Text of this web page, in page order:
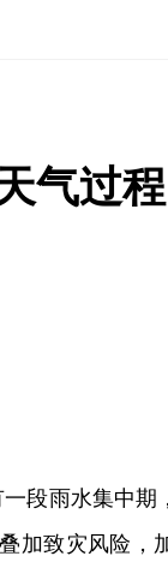
气过
段雨水集中
加致灾风险，